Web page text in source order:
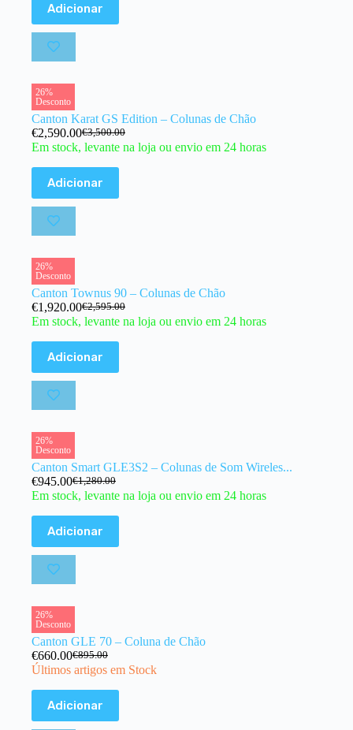
Adicionar
26%
Desconto
Canton Karat GS Edition – Colunas de Chão
€3,500.00
€2,590.00
Em stock, levante na loja ou envio em 24 horas
Adicionar
26%
Desconto
Canton Townus 90 – Colunas de Chão
€2,595.00
€1,920.00
Em stock, levante na loja ou envio em 24 horas
Adicionar
26%
Desconto
Canton Smart GLE3S2 – Colunas de Som Wireles...
€1,280.00
€945.00
Em stock, levante na loja ou envio em 24 horas
Adicionar
26%
Desconto
Canton GLE 70 – Coluna de Chão
€895.00
€660.00
Últimos artigos em Stock
Adicionar